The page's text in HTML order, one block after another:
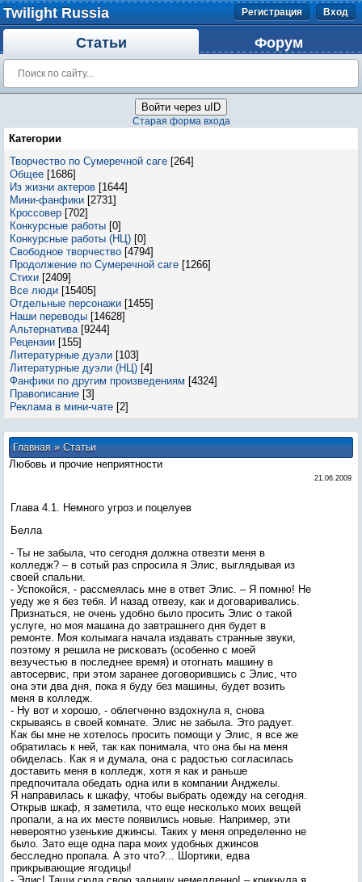
Twilight Russia Регистрация Вход
Статьи Форум
Войти через uID
Старая форма входа
Категории
Творчество по Сумеречной саге [264]
Общее [1686]
Из жизни актеров [1644]
Мини-фанфики [2731]
Кроссовер [702]
Конкурсные работы [0]
Конкурсные работы (НЦ) [0]
Свободное творчество [4794]
Продолжение по Сумеречной саге [1266]
Стихи [2409]
Все люди [15405]
Отдельные персонажи [1455]
Наши переводы [14628]
Альтернатива [9244]
Рецензии [155]
Литературные дуэли [103]
Литературные дуэли (НЦ) [4]
Фанфики по другим произведениям [4324]
Правописание [3]
Реклама в мини-чате [2]
Главная»Статьи
Любовь и прочие неприятности
21.06.2009
Глава 4.1. Немного угроз и поцелуев
Белла
- Ты не забыла, что сегодня должна отвезти меня в
колледж? – в сотый раз спросила я Элис, выглядывая из
своей спальни.
- Успокойся, - рассмеялась мне в ответ Элис. – Я помню! Не
уеду же я без тебя. И назад отвезу, как и договаривались.
Признаться, не очень удобно было просить Элис о такой
услуге, но моя машина до завтрашнего дня будет в
ремонте. Моя колымага начала издавать странные звуки,
поэтому я решила не рисковать (особенно с моей
везучестью в последнее время) и отогнать машину в
автосервис, при этом заранее договорившись с Элис, что
она эти два дня, пока я буду без машины, будет возить
меня в колледж.
- Ну вот и хорошо, - облегченно вздохнула я, снова
скрываясь в своей комнате. Элис не забыла. Это радует.
Как бы мне не хотелось просить помощи у Элис, я все же
обратилась к ней, так как понимала, что она бы на меня
обиделась. Как я и думала, она с радостью согласилась
доставить меня в колледж, хотя я как и раньше
предпочитала обедать одна или в компании Анджелы.
Я направилась к шкафу, чтобы выбрать одежду на сегодня.
Открыв шкаф, я заметила, что еще несколько моих вещей
пропали, а на их месте появились новые. Например, эти
невероятно узенькие джинсы. Таких у меня определенно не
было. Зато еще одна пара моих удобных джинсов
бесследно пропала. А это что?... Шортики, едва
прикрывающие ягодицы!